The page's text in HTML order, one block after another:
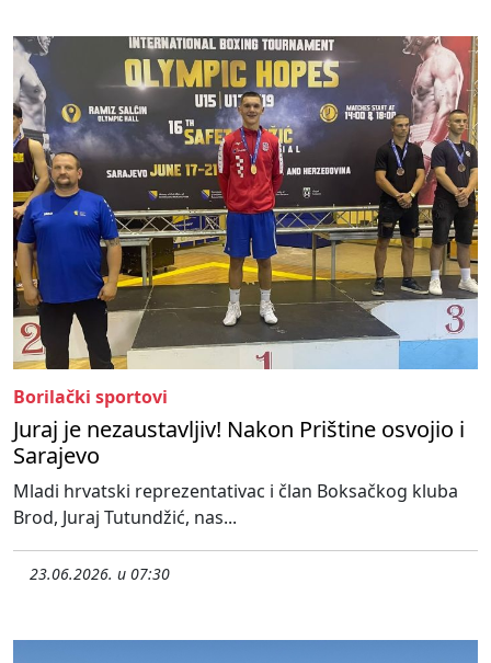
Borilački sportovi
Juraj je nezaustavljiv! Nakon Prištine osvojio i
Sarajevo
Mladi hrvatski reprezentativac i član Boksačkog kluba
Brod, Juraj Tutundžić, nas...
23.06.2026. u 07:30